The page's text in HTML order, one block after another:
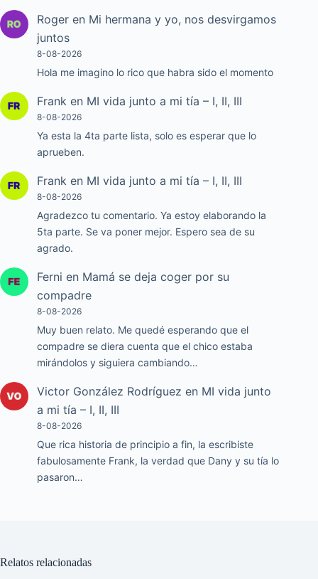
Roger en Mi hermana y yo, nos desvirgamos
juntos
8-08-2026
Hola me imagino lo rico que habra sido el momento
Frank en MI vida junto a mi tía – I, II, III
8-08-2026
Ya esta la 4ta parte lista, solo es esperar que lo
aprueben.
Frank en MI vida junto a mi tía – I, II, III
8-08-2026
Agradezco tu comentario. Ya estoy elaborando la
5ta parte. Se va poner mejor. Espero sea de su
agrado.
Ferni en Mamá se deja coger por su
compadre
8-08-2026
Muy buen relato. Me quedé esperando que el
compadre se diera cuenta que el chico estaba
mirándolos y siguiera cambiando…
Victor González Rodríguez en MI vida junto
a mi tía – I, II, III
8-08-2026
Que rica historia de principio a fin, la escribiste
fabulosamente Frank, la verdad que Dany y su tía lo
pasaron…
Relatos relacionadas